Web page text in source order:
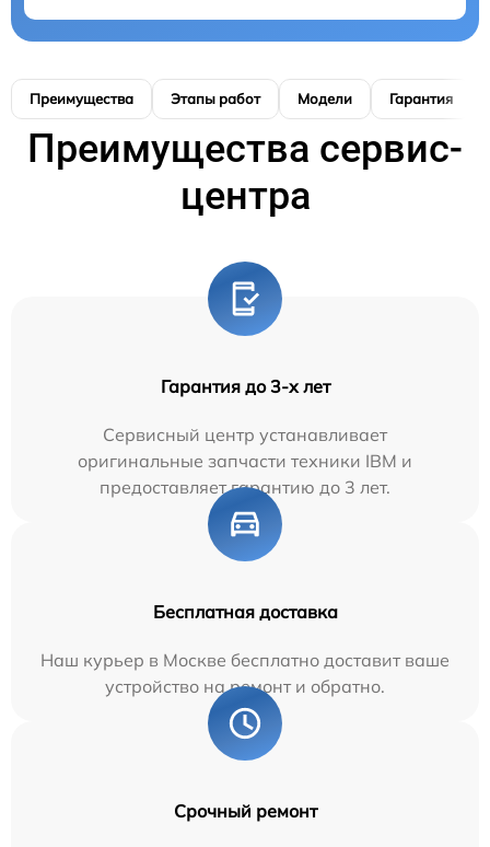
Преимущества Этапы работ Модели Гарантия
Преимущества сервис-
центра
Гарантия до 3-х лет
Сервисный центр устанавливает
оригинальные запчасти техники IBM и
предоставляет гарантию до 3 лет.
Бесплатная доставка
Наш курьер в Москве бесплатно доставит ваше
устройство на ремонт и обратно.
Срочный ремонт